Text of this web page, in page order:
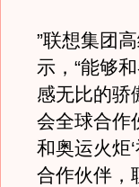
”联想集团
示，“能够
感无比的骄
会全球合作
和奥运火炬
合作伙伴，